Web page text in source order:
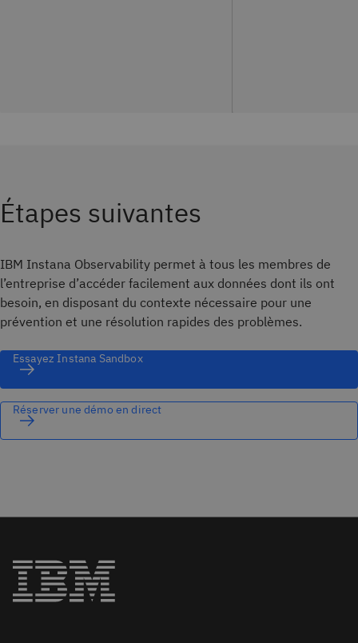
Étapes suivantes
IBM Instana Observability permet à tous les membres de
l’entreprise d’accéder facilement aux données dont ils ont
besoin, en disposant du contexte nécessaire pour une
prévention et une résolution rapides des problèmes.
Essayez Instana Sandbox
Réserver une démo en direct